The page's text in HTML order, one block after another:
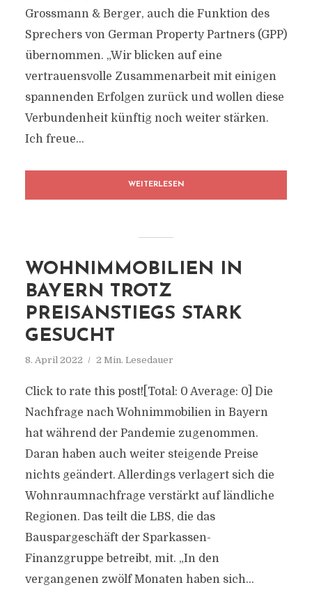
Grossmann & Berger, auch die Funktion des
Sprechers von German Property Partners (GPP)
übernommen. „Wir blicken auf eine
vertrauensvolle Zusammenarbeit mit einigen
spannenden Erfolgen zurück und wollen diese
Verbundenheit künftig noch weiter stärken.
Ich freue...
WEITERLESEN
WOHNIMMOBILIEN IN
BAYERN TROTZ
PREISANSTIEGS STARK
GESUCHT
8. April 2022 2 Min. Lesedauer
Click to rate this post![Total: 0 Average: 0] Die
Nachfrage nach Wohnimmobilien in Bayern
hat während der Pandemie zugenommen.
Daran haben auch weiter steigende Preise
nichts geändert. Allerdings verlagert sich die
Wohnraumnachfrage verstärkt auf ländliche
Regionen. Das teilt die LBS, die das
Bauspargeschäft der Sparkassen-
Finanzgruppe betreibt, mit. „In den
vergangenen zwölf Monaten haben sich...